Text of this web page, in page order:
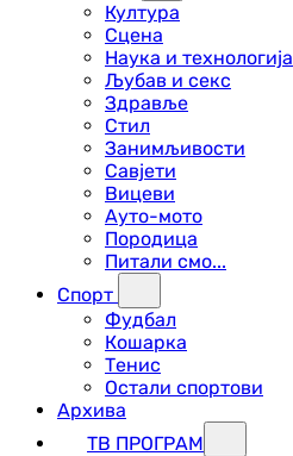
Култура
Сцена
Наука и технологија
Љубав и секс
Здравље
Стил
Занимљивости
Савјети
Вицеви
Ауто-мото
Породица
Питали смо...
Спорт
Фудбал
Кошарка
Тенис
Остали спортови
Архива
ТВ ПРОГРАМ